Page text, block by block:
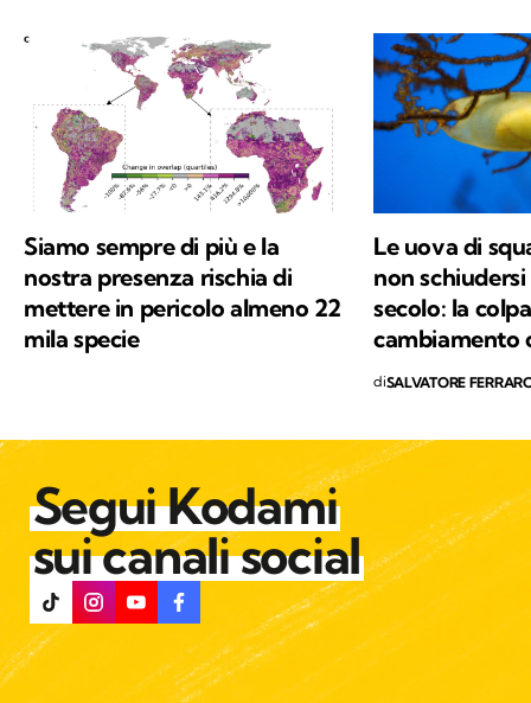
Siamo sempre di più e la
nostra presenza rischia di
mettere in pericolo almeno 22
mila specie
Le uova di
non
secolo: la
cambiamento
diSALVATORE
Segui Kodami
sui canali social